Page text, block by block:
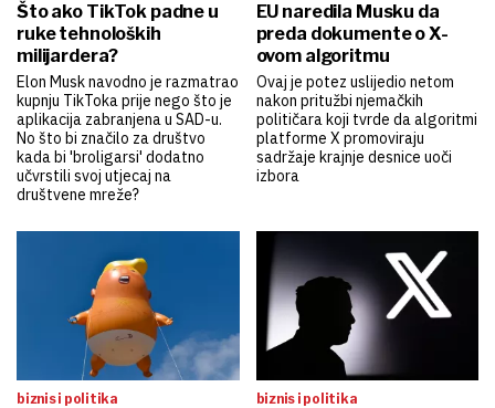
Što ako TikTok padne u
ruke tehnoloških
milijardera?
Elon Musk navodno je razmatrao
kupnju TikToka prije nego što je
aplikacija zabranjena u SAD-u.
No što bi značilo za društvo
kada bi 'broligarsi' dodatno
učvrstili svoj utjecaj na
društvene mreže?
EU naredila Musku da
preda dokumente o X-
ovom algoritmu
Ovaj je potez uslijedio netom
nakon pritužbi njemačkih
političara koji tvrde da algoritmi
platforme X promoviraju
sadržaje krajnje desnice uoči
izbora
biznis i politika biznis i politika